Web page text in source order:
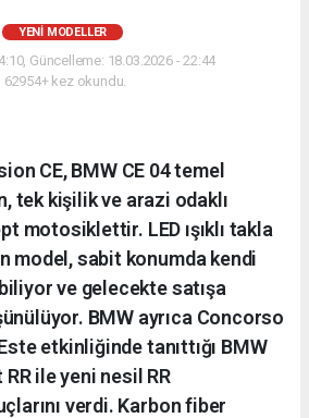
YENI MODELLER
Güncelleme: 18.03.2026 - 22:44
62954+ kez okundu.
CE, BMW CE 04 temel
tek kişilik ve arazi odaklı
motosiklettir. LED ışıklı takla
model, sabit konumda kendi
ve gelecekte satışa
BMW ayrıca Concorso
etkinliğinde tanıttığı BMW
ile yeni nesil RR
verdi. Karbon fiber